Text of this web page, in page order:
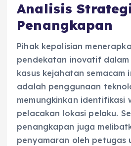
Analisis
Penangkapan
Pihak kepolisian
pendekatan inovatif dalam
kasus kejahatan semacam
adalah penggunaan
memungkinkan identifikasi
pelacakan lokasi pelaku.
penangkapan juga
penyamaran oleh petugas